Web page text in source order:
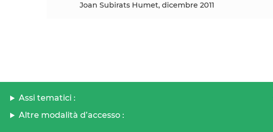
Joan Subirats Humet, dicembre 2011
Assi tematici :
Altre modalità d’accesso :